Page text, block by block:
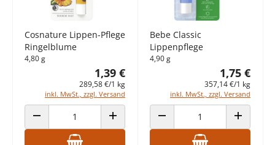
Cosnature Lippen-Pflege
Ringelblume
4,80 g
1,39 €
289,58 €/1 kg
inkl. MwSt., zzgl. Versand
ANZAHL VERRINGERN ANZAHL ERHÖHEN
Bebe Classic
Lippenpflege
4,90 g
1,75 €
357,14 €/1 kg
inkl. MwSt., zzgl. Versand
ANZAHL VERRINGERN ANZAHL